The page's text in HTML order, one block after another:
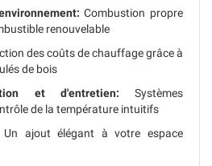
Combustion propre
renouvelable
des coûts de chauffage grâce à
de bois
et d'entretien: Systèmes
de la température intuitifs
Un ajout élégant à votre espace